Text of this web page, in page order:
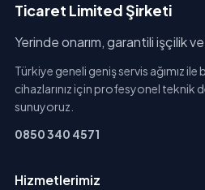
Ticaret Limited Şirketi
Yerinde onarım, garantili işçilik ve
Türkiye geneli geniş servis ağımız
cihazlarınız için profesyonel teknik
sunuyoruz.
0850 340 4571
Hizmetlerimiz